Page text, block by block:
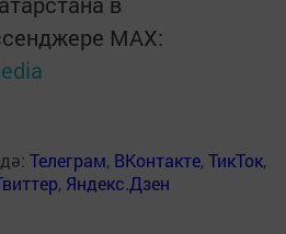
MАХ:
Телеграм, ВКонтакте,ТикТок,
, Яндекс.Дзен